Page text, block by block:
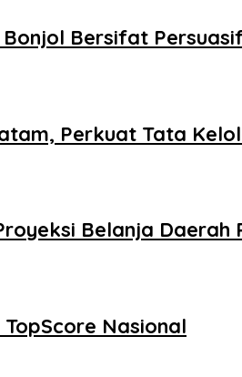
Bersifat
Perkuat Tata
Belanja Daerah
Nasional